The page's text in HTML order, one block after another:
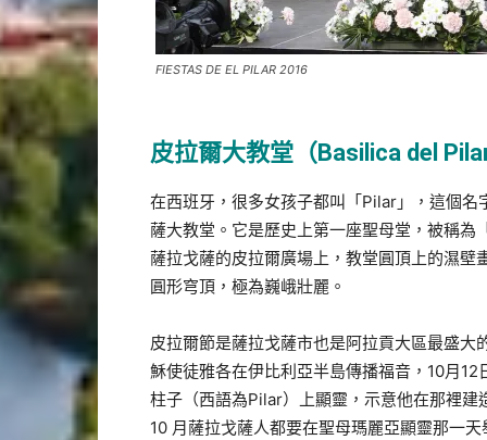
FIESTAS DE EL PILAR 2016
皮拉爾大教堂（Basilica del
在西班牙，很多女孩子都叫「Pilar」，這個
薩大教堂。它是歷史上第一座聖母堂，被稱為
薩拉戈薩的皮拉爾廣場上，教堂圓頂上的濕壁
圓形穹頂，極為巍峨壯麗。
皮拉爾節是薩拉戈薩市也是阿拉貢大區最盛
穌使徒雅各在伊比利亞半島傳播福音，10月
柱子（西語為Pilar）上顯靈，示意他在那裡
10 月薩拉戈薩人都要在聖母瑪麗亞顯靈那一